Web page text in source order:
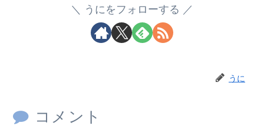
うにをフォローする
うに
コメント